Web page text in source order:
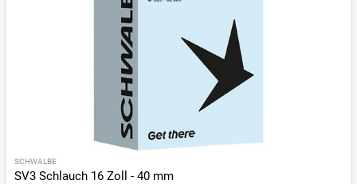
SCHWALBE
SV3 Schlauch 16 Zoll - 40 mm